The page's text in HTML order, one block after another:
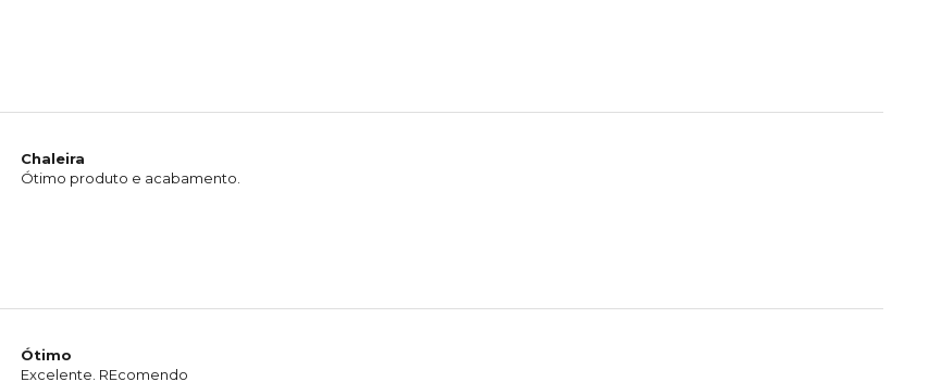
Chaleira
Ótimo produto e acabamento.
Ótimo
Excelente. REcomendo